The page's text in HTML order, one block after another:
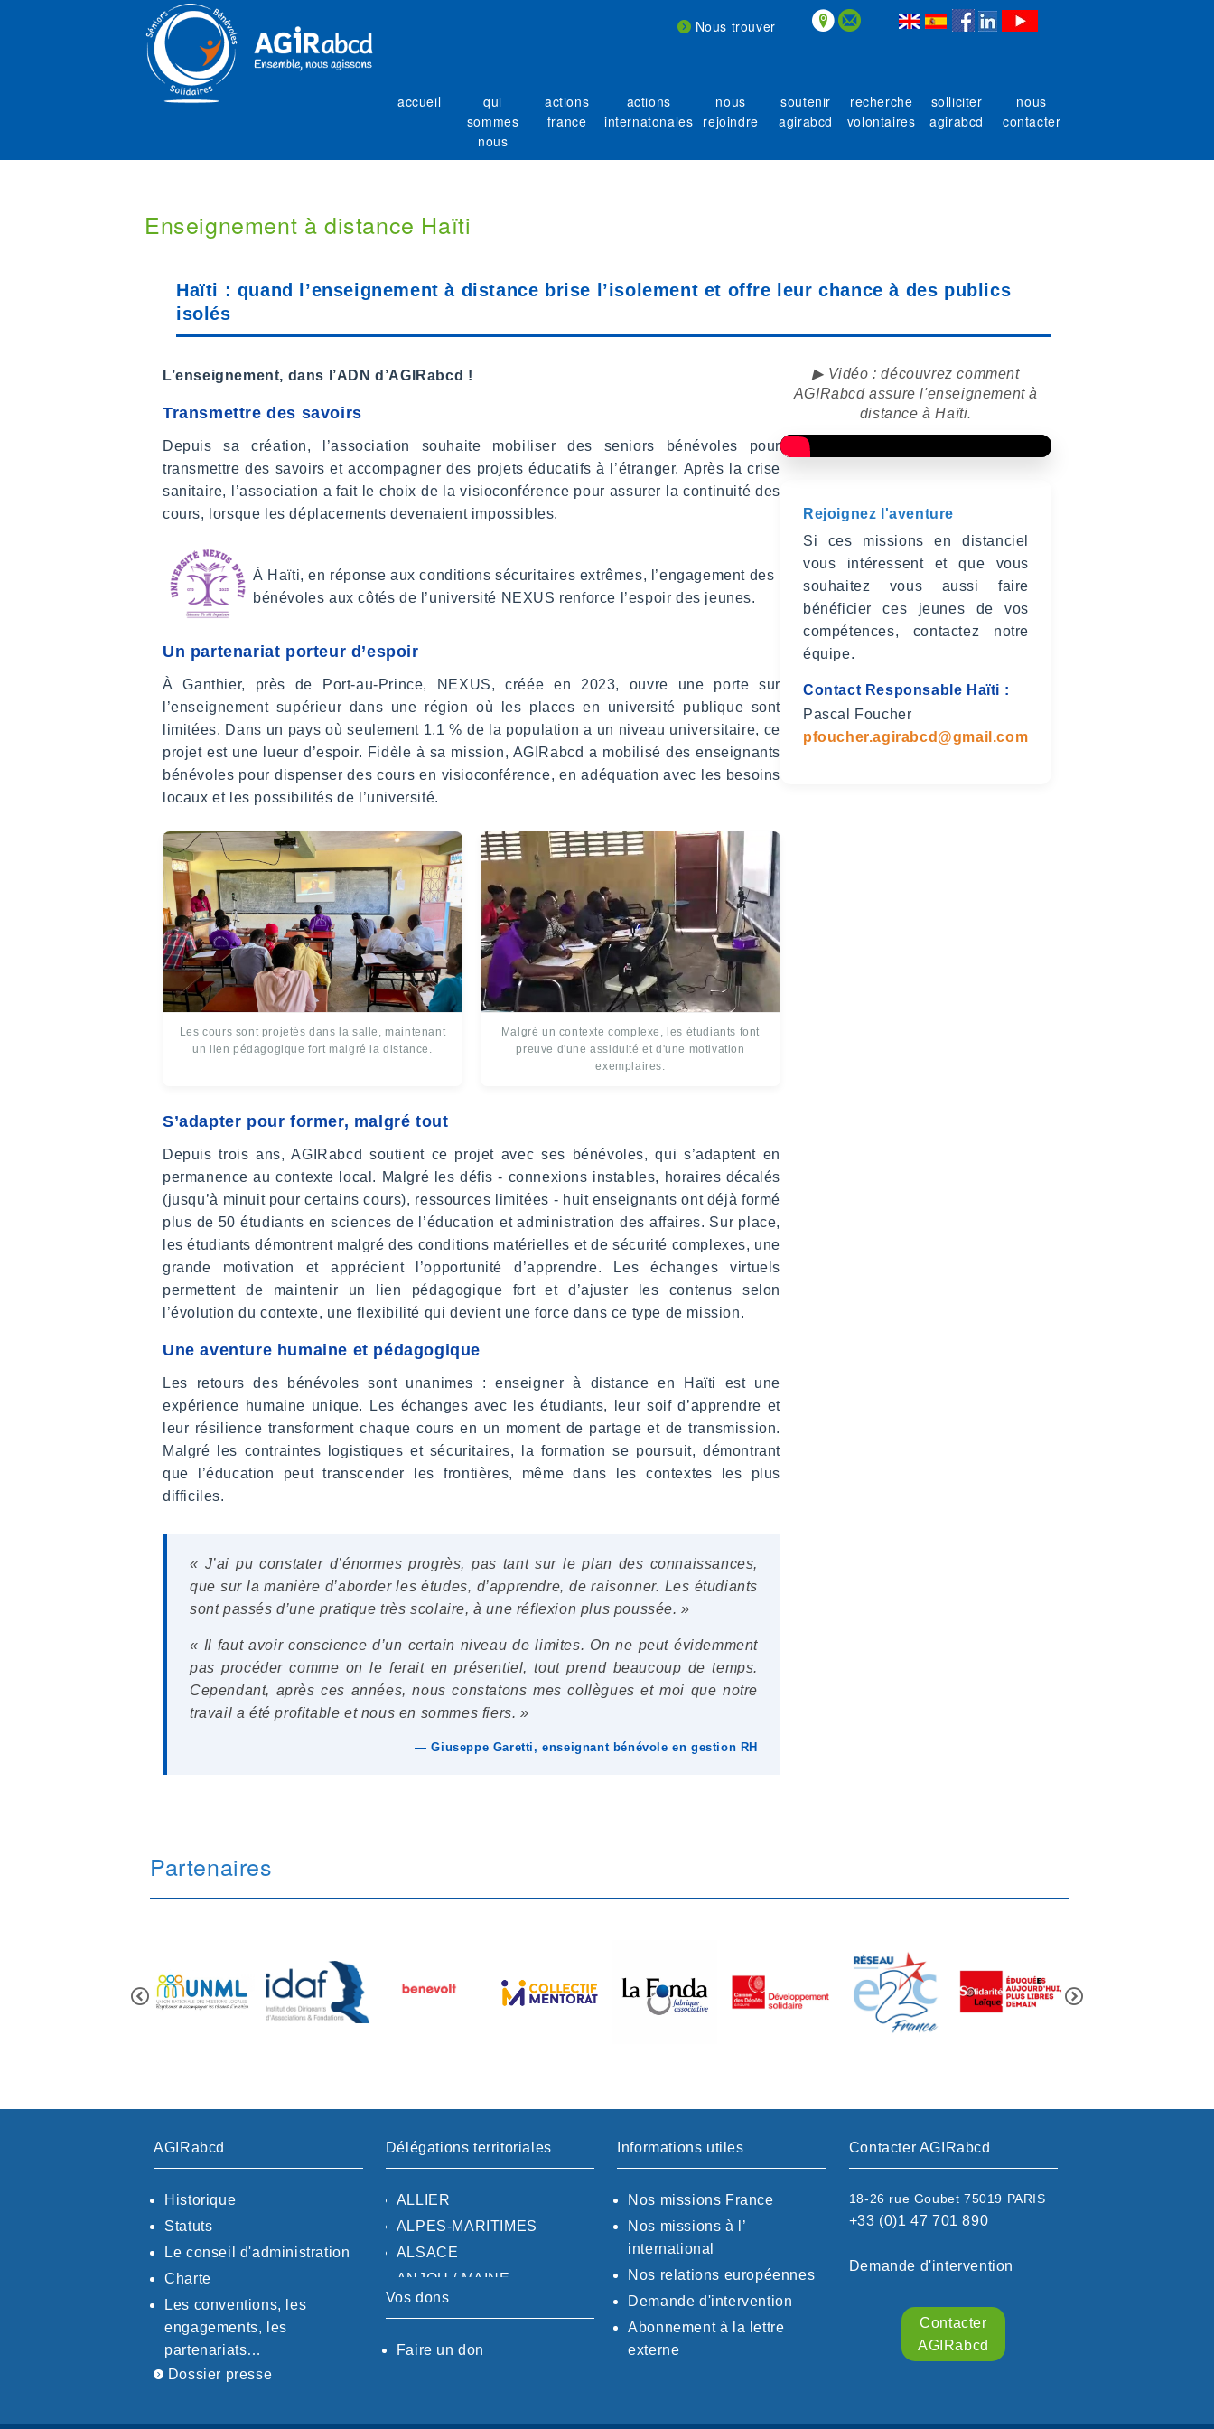
Nous trouver
accueil
qui
sommes
nous
actions
france
actions
internatonales
nous
rejoindre
soutenir
agirabcd
recherche
volontaires
solliciter
agirabcd
nous
contacter
Enseignement à distance Haïti
Haïti : quand l’enseignement à distance brise l’isolement et offre leur chance à des publics
isolés
L’enseignement, dans l’ADN d’AGIRabcd !
Transmettre des savoirs
Depuis sa création, l’association souhaite mobiliser des seniors bénévoles pour
transmettre des savoirs et accompagner des projets éducatifs à l’étranger. Après la crise
sanitaire, l’association a fait le choix de la visioconférence pour assurer la continuité des
cours, lorsque les déplacements devenaient impossibles.
À Haïti, en réponse aux conditions sécuritaires extrêmes, l’engagement des
bénévoles aux côtés de l’université NEXUS renforce l’espoir des jeunes.
Un partenariat porteur d’espoir
À Ganthier, près de Port-au-Prince, NEXUS, créée en 2023, ouvre une porte sur
l’enseignement supérieur dans une région où les places en université publique sont
limitées. Dans un pays où seulement 1,1 % de la population a un niveau universitaire, ce
projet est une lueur d’espoir. Fidèle à sa mission, AGIRabcd a mobilisé des enseignants
bénévoles pour dispenser des cours en visioconférence, en adéquation avec les besoins
locaux et les possibilités de l’université.
Les cours sont projetés dans la salle, maintenant
un lien pédagogique fort malgré la distance.
Malgré un contexte complexe, les étudiants font
preuve d'une assiduité et d'une motivation
exemplaires.
S’adapter pour former, malgré tout
Depuis trois ans, AGIRabcd soutient ce projet avec ses bénévoles, qui s’adaptent en
permanence au contexte local. Malgré les défis - connexions instables, horaires décalés
(jusqu’à minuit pour certains cours), ressources limitées - huit enseignants ont déjà formé
plus de 50 étudiants en sciences de l’éducation et administration des affaires. Sur place,
les étudiants démontrent malgré des conditions matérielles et de sécurité complexes, une
grande motivation et apprécient l’opportunité d’apprendre. Les échanges virtuels
permettent de maintenir un lien pédagogique fort et d’ajuster les contenus selon
l’évolution du contexte, une flexibilité qui devient une force dans ce type de mission.
Une aventure humaine et pédagogique
Les retours des bénévoles sont unanimes : enseigner à distance en Haïti est une
expérience humaine unique. Les échanges avec les étudiants, leur soif d’apprendre et
leur résilience transforment chaque cours en un moment de partage et de transmission.
Malgré les contraintes logistiques et sécuritaires, la formation se poursuit, démontrant
que l’éducation peut transcender les frontières, même dans les contextes les plus
difficiles.
« J’ai pu constater d’énormes progrès, pas tant sur le plan des connaissances,
que sur la manière d’aborder les études, d’apprendre, de raisonner. Les étudiants
sont passés d’une pratique très scolaire, à une réflexion plus poussée. »
« Il faut avoir conscience d’un certain niveau de limites. On ne peut évidemment
pas procéder comme on le ferait en présentiel, tout prend beaucoup de temps.
Cependant, après ces années, nous constatons mes collègues et moi que notre
travail a été profitable et nous en sommes fiers. »
— Giuseppe Garetti, enseignant bénévole en gestion RH
▶ Vidéo : découvrez comment
AGIRabcd assure l'enseignement à
distance à Haïti.
.
Rejoignez l'aventure
Si ces missions en distanciel
vous intéressent et que vous
souhaitez vous aussi faire
bénéficier ces jeunes de vos
compétences, contactez notre
équipe.
Contact Responsable Haïti :
Pascal Foucher
pfoucher.agirabcd@gmail.com
Partenaires
AGIRabcd
Historique
Statuts
Le conseil d'administration
Charte
Les conventions, les
engagements, les
partenariats…
Dossier presse
Délégations territoriales
ALLIER
ALPES-MARITIMES
ALSACE
ANJOU / MAINE
AQUITAINE / GIRONDE
AUDE
Vos dons
Faire un don
Informations utiles
Nos missions France
Nos missions à l’
international
Nos relations européennes
Demande d'intervention
Abonnement à la lettre
externe
Contacter AGIRabcd
18-26 rue Goubet 75019 PARIS
+33 (0)1 47 701 890
Demande d'intervention
Contacter
AGIRabcd